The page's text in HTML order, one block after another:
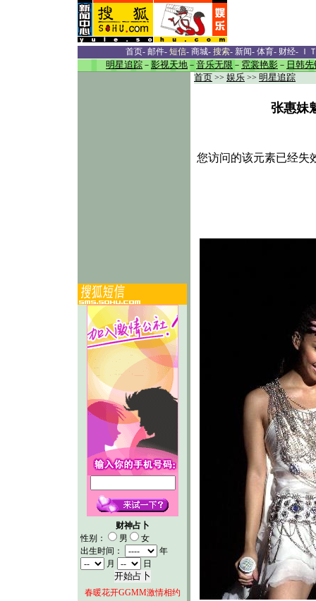
首页- 邮件- 短信- 商城- 搜索- 新闻- 体育- 财经- Ｉ
明星追踪 － 影视天地 － 音乐无限 － 霓裳艳影 － 日韩先
财神占卜
性别：
男
女
出生时间：
年
月
日
春暖花开GGMM激情相约
首页 >> 娱乐 >> 明星追踪
张惠妹